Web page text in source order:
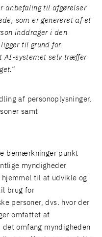
anbefaling til afgørelser
som er genereret af et
inddrager i den
til grund for
AI-systemet selv træffer
af personoplysninger,
samt
bemærkninger punkt
myndigheder
til at udvikle og
brug for
personer, dvs. hvor der
omfattet af
omfang myndigheden